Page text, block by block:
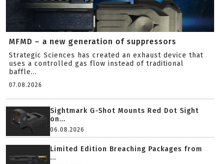
MFMD – a new generation of suppressors
Strategic Sciences has created an exhaust device that
uses a controlled gas flow instead of traditional
baffle...
07.08.2026
Sightmark G-Shot Mounts Red Dot Sight
on...
06.08.2026
Limited Edition Breaching Packages from
...